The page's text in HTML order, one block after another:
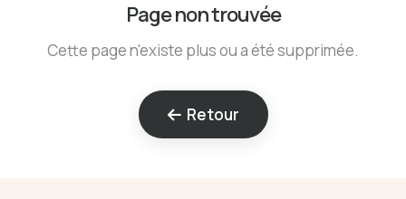
Page non trouvée
Cette page n'existe plus ou a été supprimée.
Retour